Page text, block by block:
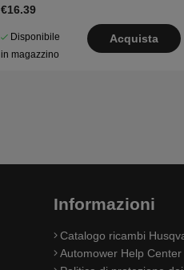
€16.39
Disponibile
in magazzino
Acquista
Informazioni
Catalogo ricambi
Automower Help Center